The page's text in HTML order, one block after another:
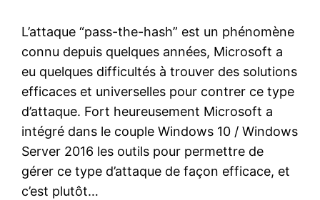
L’attaque “pass-the-hash” est un phénomène
connu depuis quelques années, Microsoft a
eu quelques difficultés à trouver des solutions
efficaces et universelles pour contrer ce type
d’attaque. Fort heureusement Microsoft a
intégré dans le couple Windows 10 / Windows
Server 2016 les outils pour permettre de
gérer ce type d’attaque de façon efficace, et
c’est plutôt…